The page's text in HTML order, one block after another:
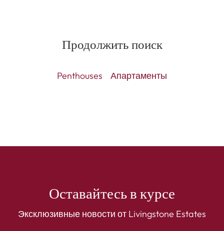
Продолжить поиск
Penthouses Апартаменты
Оставайтесь в курсе
Эксклюзивные новости от Livingstone Estates